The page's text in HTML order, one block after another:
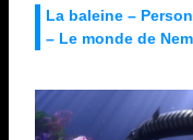
La baleine –
– Le monde de